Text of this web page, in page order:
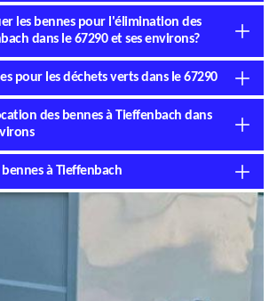
les bennes pour l'élimination des
dans le 67290 et ses environs?
pour les déchets verts dans le 67290
des bennes à Tieffenbach dans
à Tieffenbach